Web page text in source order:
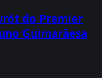
do Premier
Guimarãesa